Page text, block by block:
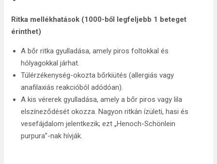
Ritka mellékhatások (1000-ből legfeljebb 1 beteget
érinthet)
A bőr ritka gyulladása, amely piros foltokkal és
hólyagokkal járhat.
Túlérzékenység-okozta bőrkiütés (allergiás vagy
anafilaxiás reakcióból adódóan).
A kis vérerek gyulladása, amely a bőr piros vagy lila
elszíneződését okozza. Nagyon ritkán ízületi, hasi és
vesefájdalom jelentkezik; ezt „Henoch-Schönlein
purpura”-nak hívják.